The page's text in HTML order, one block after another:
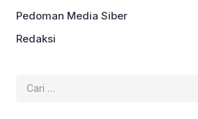
Pedoman Media Siber
Redaksi
untuk: